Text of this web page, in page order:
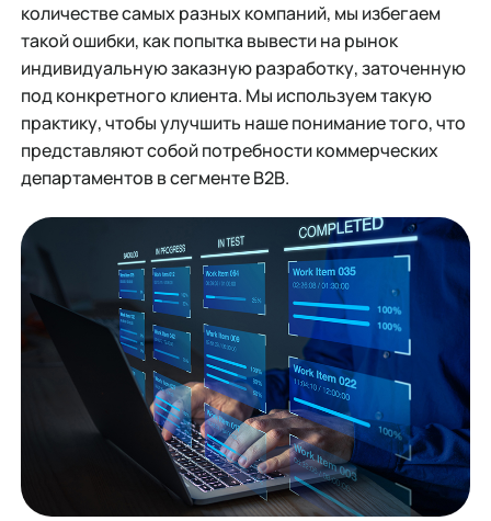
количестве самых разных компаний, мы избегаем
такой ошибки, как попытка вывести на рынок
индивидуальную заказную разработку, заточенную
под конкретного клиента. Мы используем такую
практику, чтобы улучшить наше понимание того, что
представляют собой потребности коммерческих
департаментов в сегменте B2B.